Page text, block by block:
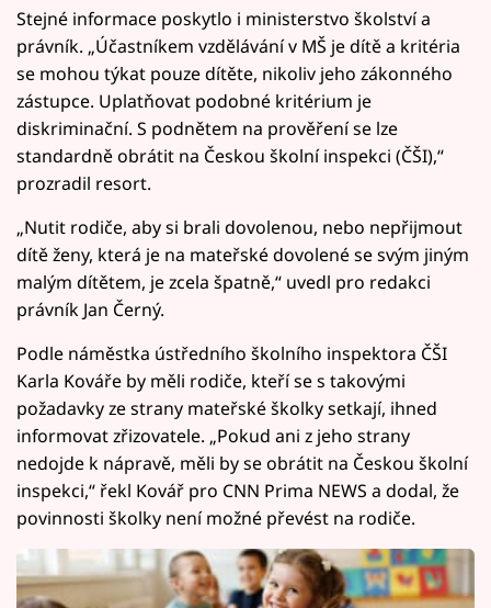
Stejné informace poskytlo i ministerstvo školství a
právník. „Účastníkem vzdělávání v MŠ je dítě a kritéria
se mohou týkat pouze dítěte, nikoliv jeho zákonného
zástupce. Uplatňovat podobné kritérium je
diskriminační. S podnětem na prověření se lze
standardně obrátit na Českou školní inspekci (ČŠI),“
prozradil resort.
„Nutit rodiče, aby si brali dovolenou, nebo nepřijmout
dítě ženy, která je na mateřské dovolené se svým jiným
malým dítětem, je zcela špatně,“ uvedl pro redakci
právník Jan Černý.
Podle náměstka ústředního školního inspektora ČŠI
Karla Kováře by měli rodiče, kteří se s takovými
požadavky ze strany mateřské školky setkají, ihned
informovat zřizovatele. „Pokud ani z jeho strany
nedojde k nápravě, měli by se obrátit na Českou školní
inspekci,“ řekl Kovář pro CNN Prima NEWS a dodal, že
povinnosti školky není možné převést na rodiče.